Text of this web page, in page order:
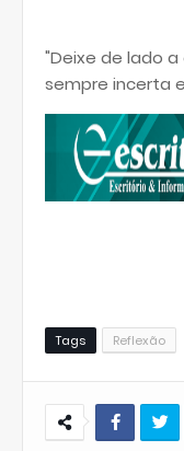
"Deixe de lado
sempre incerta
Tags Reflexão